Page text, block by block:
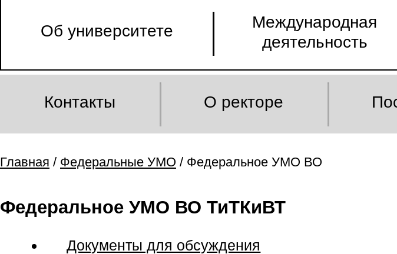
Об университете
Международная
деятельность
Контакты О ректоре
Главная / Федеральные УМО / Федеральное УМО ВО
Федеральное УМО ВО ТиТКиВТ
Документы для обсуждения